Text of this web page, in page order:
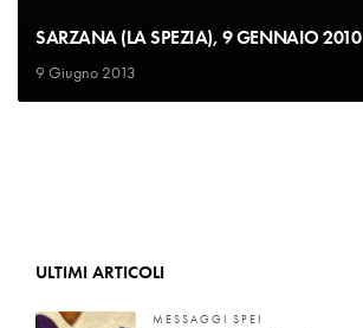
SARZANA (LA SPEZIA), 9 GENNAIO 2010
9 Giugno 2013
ULTIMI ARTICOLI
MESSAGGI SPEI